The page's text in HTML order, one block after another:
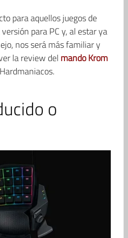
para aquellos juegos de
para PC y, al estar ya
nos será más familiar y
la review del mando Krom
o